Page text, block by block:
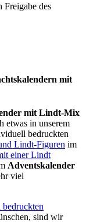
Freigabe des
mit
mit Lindt-Mix
etwas in unserem
bedruckten
Lindt-Figuren im
einer Lindt
Adventskalender
viel
sind wir